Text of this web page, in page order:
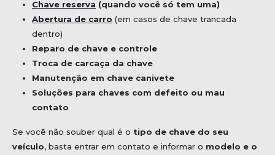
Chave reserva (quando você só tem uma)
Abertura de carro (em casos de chave trancada
dentro)
Reparo de chave e controle
Troca de carcaça da chave
Manutenção em chave canivete
Soluções para chaves com defeito ou mau
contato
Se você não souber qual é o tipo de chave do seu
veículo, basta entrar em contato e informar o modelo e o